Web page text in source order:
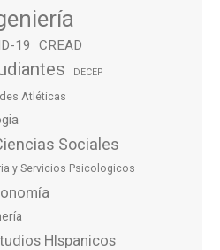
19 CREAD
DECEP
Atléticas
Sociales
y Servicios Psicologicos
HIspanicos